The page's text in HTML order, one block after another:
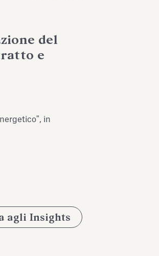
del
e
in
agli Insights